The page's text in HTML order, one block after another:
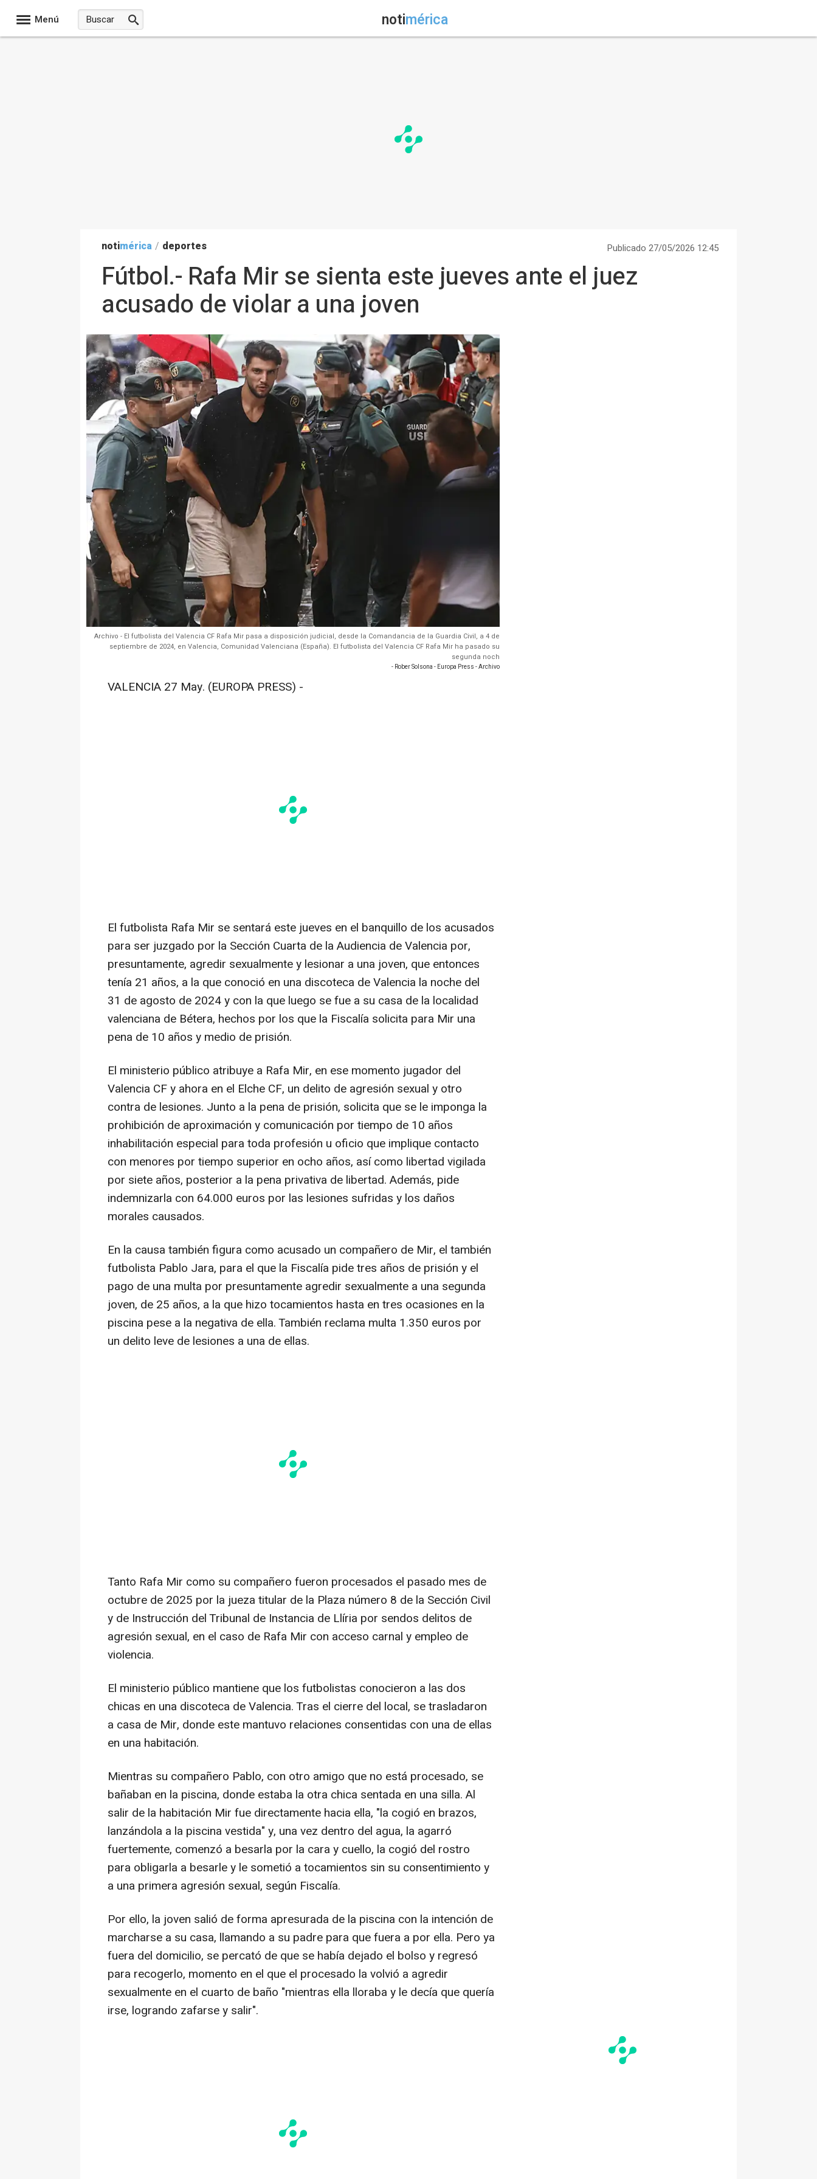
Menú notimérica
notimérica / deportes Publicado 27/05/2026 12:45
Fútbol.- Rafa Mir se sienta este jueves ante el juez
acusado de violar a una joven
Archivo - El futbolista del Valencia CF Rafa Mir pasa a disposición judicial, desde la Comandancia de la Guardia Civil, a 4 de
septiembre de 2024, en Valencia, Comunidad Valenciana (España). El futbolista del Valencia CF Rafa Mir ha pasado su
segunda noch
- Rober Solsona - Europa Press - Archivo
VALENCIA 27 May. (EUROPA PRESS) -
El futbolista Rafa Mir se sentará este jueves en el banquillo de los acusados
para ser juzgado por la Sección Cuarta de la Audiencia de Valencia por,
presuntamente, agredir sexualmente y lesionar a una joven, que entonces
tenía 21 años, a la que conoció en una discoteca de Valencia la noche del
31 de agosto de 2024 y con la que luego se fue a su casa de la localidad
valenciana de Bétera, hechos por los que la Fiscalía solicita para Mir una
pena de 10 años y medio de prisión.
El ministerio público atribuye a Rafa Mir, en ese momento jugador del
Valencia CF y ahora en el Elche CF, un delito de agresión sexual y otro
contra de lesiones. Junto a la pena de prisión, solicita que se le imponga la
prohibición de aproximación y comunicación por tiempo de 10 años
inhabilitación especial para toda profesión u oficio que implique contacto
con menores por tiempo superior en ocho años, así como libertad vigilada
por siete años, posterior a la pena privativa de libertad. Además, pide
indemnizarla con 64.000 euros por las lesiones sufridas y los daños
morales causados.
En la causa también figura como acusado un compañero de Mir, el también
futbolista Pablo Jara, para el que la Fiscalía pide tres años de prisión y el
pago de una multa por presuntamente agredir sexualmente a una segunda
joven, de 25 años, a la que hizo tocamientos hasta en tres ocasiones en la
piscina pese a la negativa de ella. También reclama multa 1.350 euros por
un delito leve de lesiones a una de ellas.
Tanto Rafa Mir como su compañero fueron procesados el pasado mes de
octubre de 2025 por la jueza titular de la Plaza número 8 de la Sección Civil
y de Instrucción del Tribunal de Instancia de Llíria por sendos delitos de
agresión sexual, en el caso de Rafa Mir con acceso carnal y empleo de
violencia.
El ministerio público mantiene que los futbolistas conocieron a las dos
chicas en una discoteca de Valencia. Tras el cierre del local, se trasladaron
a casa de Mir, donde este mantuvo relaciones consentidas con una de ellas
en una habitación.
Mientras su compañero Pablo, con otro amigo que no está procesado, se
bañaban en la piscina, donde estaba la otra chica sentada en una silla. Al
salir de la habitación Mir fue directamente hacia ella, "la cogió en brazos,
lanzándola a la piscina vestida" y, una vez dentro del agua, la agarró
fuertemente, comenzó a besarla por la cara y cuello, la cogió del rostro
para obligarla a besarle y le sometió a tocamientos sin su consentimiento y
a una primera agresión sexual, según Fiscalía.
Por ello, la joven salió de forma apresurada de la piscina con la intención de
marcharse a su casa, llamando a su padre para que fuera a por ella. Pero ya
fuera del domicilio, se percató de que se había dejado el bolso y regresó
para recogerlo, momento en el que el procesado la volvió a agredir
sexualmente en el cuarto de baño "mientras ella lloraba y le decía que quería
irse, logrando zafarse y salir".